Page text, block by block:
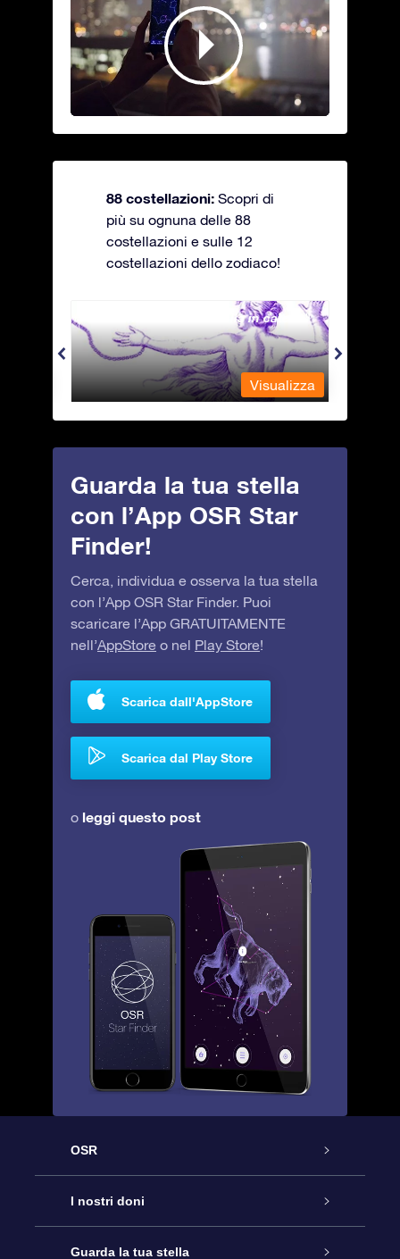
88 costellazioni: Scopri di
più su ognuna delle 88
costellazioni e sulle 12
costellazioni dello zodiaco!
Andromeda - La fanciulla in catene
Visualizza
Guarda la tua stella
con l’App OSR Star
Finder!
Cerca, individua e osserva la tua stella
con l’App OSR Star Finder. Puoi
scaricare l’App GRATUITAMENTE
nell’AppStore o nel Play Store!
Scarica dall'AppStore
Scarica dal Play Store
o leggi questo post
OSR
Assistenza
Contattaci
I nostri doni
Online Star Gift
Guarda la tua stella